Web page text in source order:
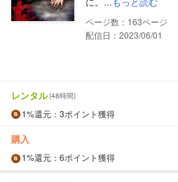
163
配信日：2023/06/01
レンタル(48時間)
1%還元 ：3ポイント獲得
購入
1%還元 ：6ポイント獲得